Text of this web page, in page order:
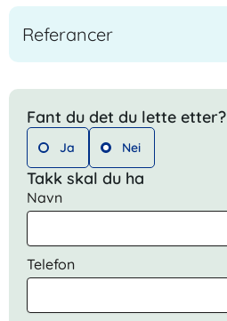
Referancer
Fant du det du lette etter?
Ja Nei
Takk skal du ha
Navn
Telefon